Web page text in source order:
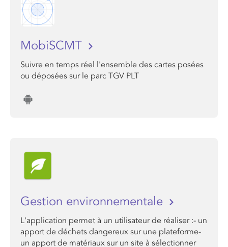
MobiSCMT
Suivre en temps réel l'ensemble des cartes posées
ou déposées sur le parc TGV PLT
Gestion environnementale
L'application permet à un utilisateur de réaliser :- un
apport de déchets dangereux sur une plateforme-
un apport de matériaux sur un site à sélectionner